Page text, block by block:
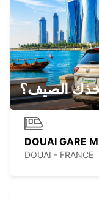
DOUAI
DOUAI - FRANCE
DOUAI GARE
DOUAI - FRANCE
الصيف؟